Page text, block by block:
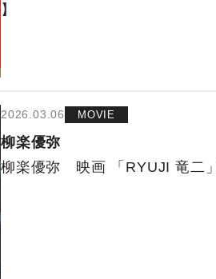
】
2026.03.06 MOVIE
柳楽優弥
柳楽優弥 映画 「RYUJI 竜二